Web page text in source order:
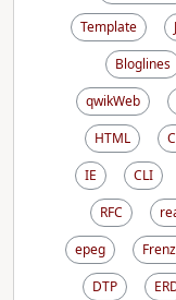
Template
Bloglines
qwikWeb
HTML
IE
CLI
RFC
epeg
DTP